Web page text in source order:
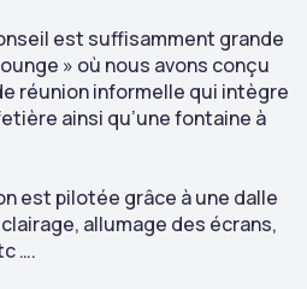
est suffisamment grande
» où nous avons conçu
réunion informelle qui intègre
ainsi qu’une fontaine à
est pilotée grâce à une dalle
allumage des écrans,
….